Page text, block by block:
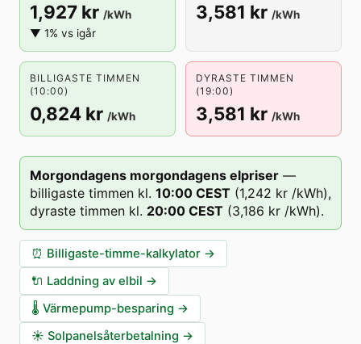
1,927 kr /kWh
▼ 1% vs igår
3,581 kr /kWh
BILLIGASTE TIMMEN
(10:00)
0,824 kr /kWh
DYRASTE TIMMEN
(19:00)
3,581 kr /kWh
Morgondagens morgondagens elpriser —
billigaste timmen kl. 10:00 CEST (1,242 kr /kWh),
dyraste timmen kl. 20:00 CEST (3,186 kr /kWh).
⏰ Billigaste-timme-kalkylator →
🔌 Laddning av elbil →
🌡️ Värmepump-besparing →
☀️ Solpanelsåterbetalning →